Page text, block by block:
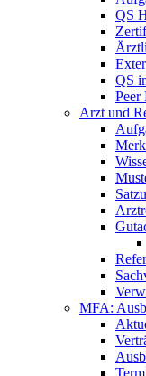
QS
QS
Peer
Arzt und
MFA: